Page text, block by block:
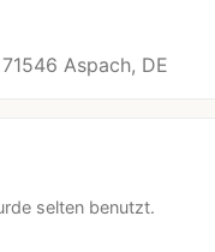
71546 Aspach, DE
selten benutzt.